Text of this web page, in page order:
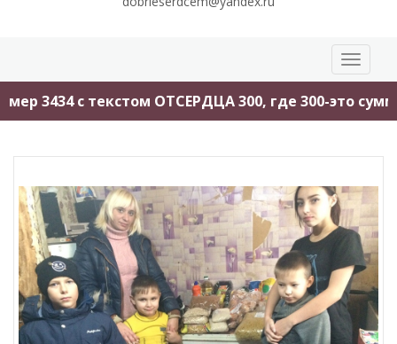
Toggle
3434 с текстом ОТСЕРДЦА 300, где 300-это